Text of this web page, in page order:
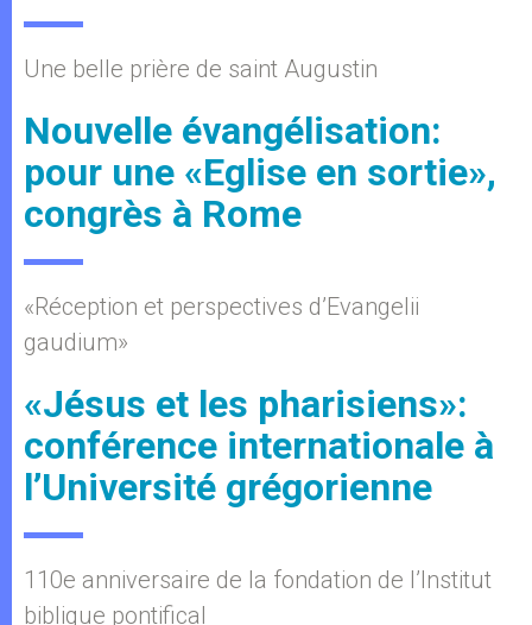
Une belle prière de saint Augustin
Nouvelle évangélisation:
pour une «Eglise en sortie»,
congrès à Rome
«Réception et perspectives d’Evangelii
gaudium»
«Jésus et les pharisiens»:
conférence internationale à
l’Université grégorienne
110e anniversaire de la fondation de l’Institut
biblique pontifical